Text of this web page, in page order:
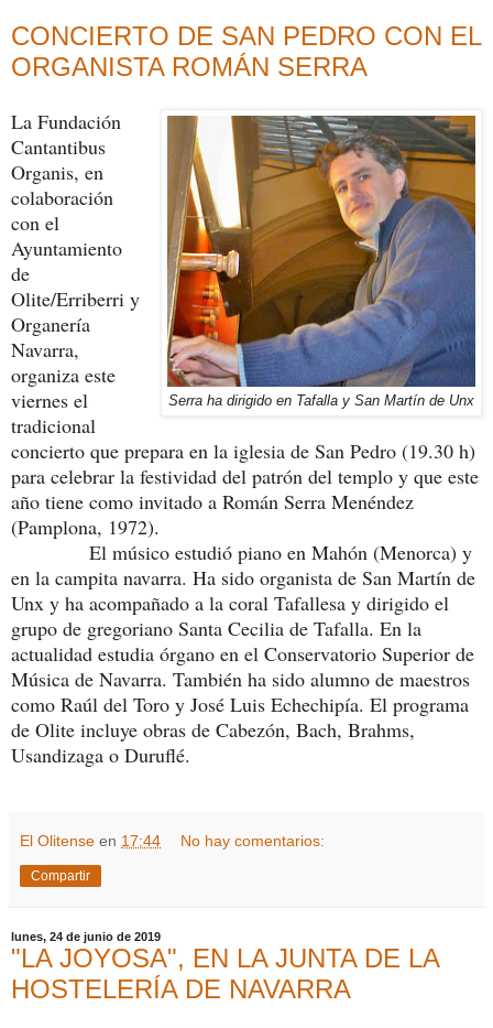
CONCIERTO DE SAN PEDRO CON EL
ORGANISTA ROMÁN SERRA
Serra ha dirigido en Tafalla y San Martín de Unx
La Fundación
Cantantibus
Organis, en
colaboración
con el
Ayuntamiento
de
Olite/Erriberri y
Organería
Navarra,
organiza este
viernes el
tradicional
concierto que prepara en la iglesia de San Pedro (19.30 h)
para celebrar la festividad del patrón del templo y que este
año tiene como invitado a Román Serra Menéndez
(Pamplona, 1972).
El músico estudió piano en Mahón (Menorca) y
en la campita navarra. Ha sido organista de San Martín de
Unx y ha acompañado a la coral Tafallesa y dirigido el
grupo de gregoriano Santa Cecilia de Tafalla. En la
actualidad estudia órgano en el Conservatorio Superior de
Música de Navarra. También ha sido alumno de maestros
como Raúl del Toro y José Luis Echechipía. El programa
de Olite incluye obras de Cabezón, Bach, Brahms,
Usandizaga o Duruflé.
El Olitense en 17:44 No hay comentarios:
Compartir
lunes, 24 de junio de 2019
"LA JOYOSA", EN LA JUNTA DE LA
HOSTELERÍA DE NAVARRA